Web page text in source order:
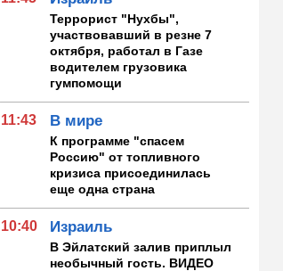
Террорист "Нухбы",
участвовавший в резне 7
октября, работал в Газе
водителем грузовика
гумпомощи
11:43 В мире
К программе "спасем
Россию" от топливного
кризиса присоединилась
еще одна страна
10:40 Израиль
В Эйлатский залив приплыл
необычный гость. ВИДЕО